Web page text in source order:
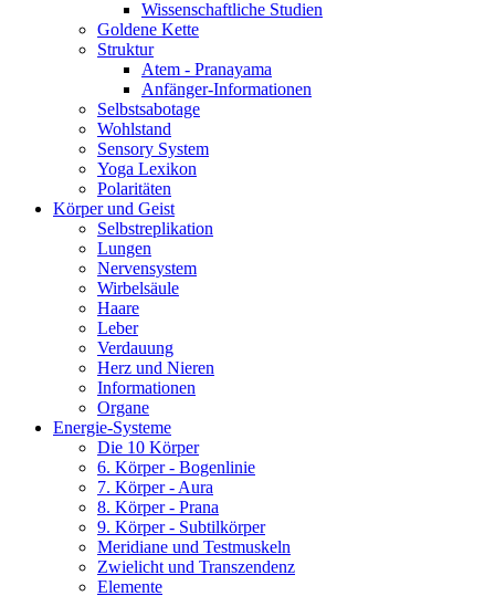
Wissenschaftliche Studien
Goldene Kette
Struktur
Atem - Pranayama
Anfänger-Informationen
Selbstsabotage
Wohlstand
Sensory System
Yoga Lexikon
Polaritäten
Körper und Geist
Selbstreplikation
Lungen
Nervensystem
Wirbelsäule
Haare
Leber
Verdauung
Herz und Nieren
Informationen
Organe
Energie-Systeme
Die 10 Körper
6. Körper - Bogenlinie
7. Körper - Aura
8. Körper - Prana
9. Körper - Subtilkörper
Meridiane und Testmuskeln
Zwielicht und Transzendenz
Elemente